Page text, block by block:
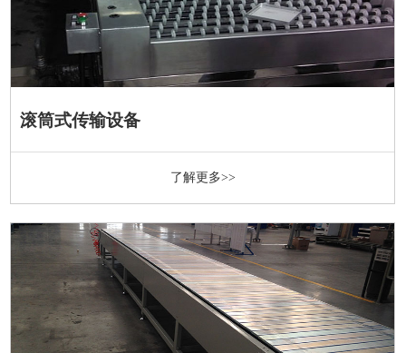
滚筒式传输设备
了解更多>>